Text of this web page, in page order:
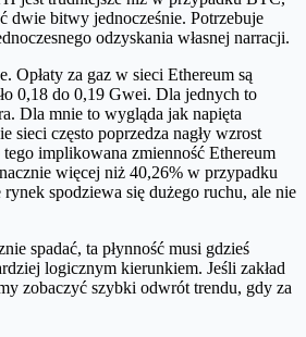
dwie bitwy jednocześnie. Potrzebuje
odzyskania własnej narracji.
Opłaty za gaz w sieci Ethereum są
0,18 do 0,19 Gwei. Dla jednych to
Dla mnie to wygląda jak napięta
sieci często poprzedza nagły wzrost
implikowana zmienność Ethereum
więcej niż 40,26% w przypadku
spodziewa się dużego ruchu, ale nie
spadać, ta płynność musi gdzieś
logicznym kierunkiem. Jeśli zakład
zobaczyć szybki odwrót trendu, gdy za